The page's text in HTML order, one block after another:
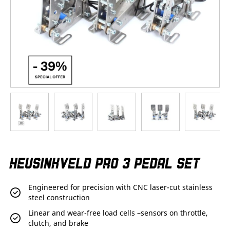
HEUSINKVELD PRO 3 PEDAL SET
Engineered for precision with CNC laser-cut stainless
steel construction
Linear and wear-free load cells –sensors on throttle,
clutch, and brake
to
the
of
images
gallery